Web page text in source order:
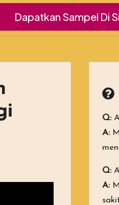
Dapatkan Sampel Di
Q:
A:
Q:
A: